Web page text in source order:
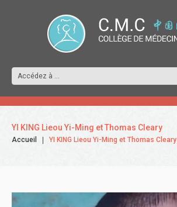
YI KING Lieou Yi-Ming et Thomas Cleary
Accueil YI KING Lieou Yi-Ming et Thomas Cleary